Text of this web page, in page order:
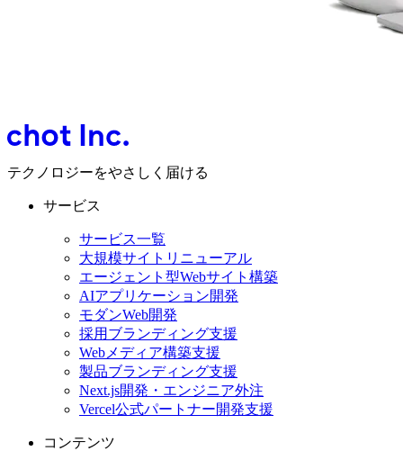
テクノロジーをやさしく届ける
サービス
サービス一覧
大規模サイトリニューアル
エージェント型Webサイト構築
AIアプリケーション開発
モダンWeb開発
採用ブランディング支援
Webメディア構築支援
製品ブランディング支援
Next.js開発・エンジニア外注
Vercel公式パートナー開発支援
コンテンツ